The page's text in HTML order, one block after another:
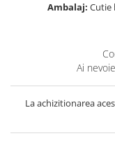
Ambalaj: Cutie
Ai
La achizitionarea